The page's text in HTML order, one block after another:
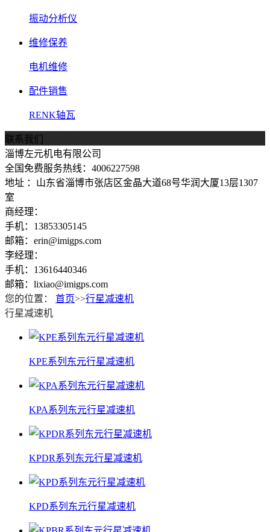
振动分析仪
维修保养
电机维修
配件销售
RENK轴瓦
联系我们
淄博左元机电有限公司
全国免费服务热线：4006227598
地址 ：山东省淄博市张店区金晶大道68号华润大厦13层1307
室
商经理：
手机：13853305145
邮箱：erin@imigps.com
李经理：
手机：13616440346
邮箱：lixiao@imigps.com
您的位置：
首页>>行星减速机
行星减速机
KPE系列东元行星减速机
KPA系列东元行星减速机
KPDR系列东元行星减速机
KPD系列东元行星减速机